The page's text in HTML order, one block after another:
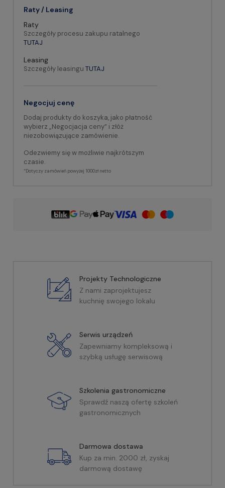
Raty / Leasing
Raty
Szczegóły procesu zakupu ratalnego
TUTAJ
Leasing
Szczegóły leasingu TUTAJ
Negocjuj cenę
Dodaj produkty do koszyka, jako płatność
wybierz „Negocjacja ceny” i złóż
niezobowiązujące zamówienie.
Odezwiemy się w możliwie najkrótszym
czasie.
*Dotyczy zamówień powyżej 1000zł netto
Projekty Technologiczne
Z nami zaprojektujesz
kuchnię swojego lokalu
Serwis urządzeń
Zapewniamy kompleksową i
szybką usługę serwisową
Szkolenia gastronomiczne
Sprawdź naszą ofertę szkoleń
gastronomicznych
Darmowa dostawa
Kup za min. 2000 zł, zyskaj
darmową dostawę